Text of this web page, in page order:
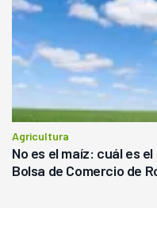
Agricultura
No es el maíz: cuál es
Bolsa de Comercio de